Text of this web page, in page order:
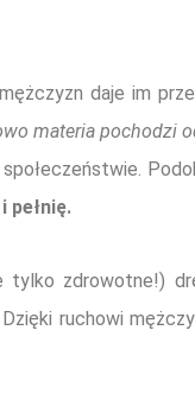
daje im
materia pochodzi
pełnię.
zdrowotne!)
ruchowi